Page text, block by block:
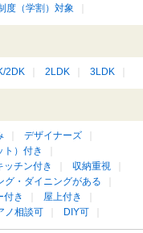
度（学割）対象
2DK 2LDK 3LDK
デザイナーズ
ト）付き
ッチン付き
収納重視
グ・ダイニングがある
付き
屋上付き
ノ相談可 DIY可